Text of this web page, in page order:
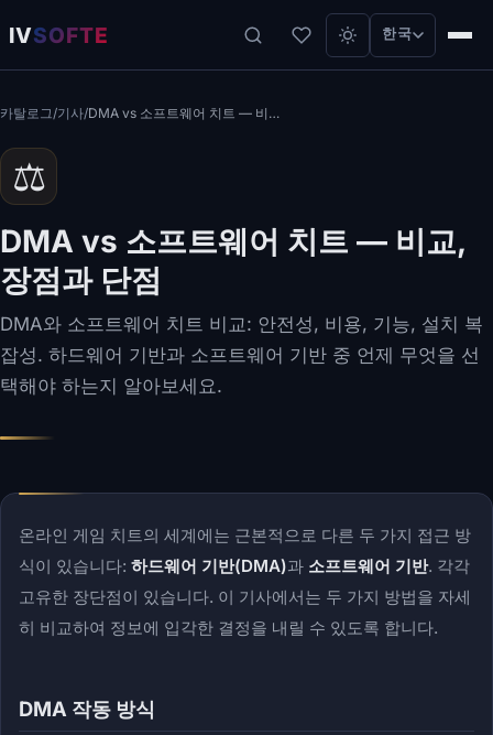
IVSOFTE 한국
카탈로그/기사/ DMA vs 소프트웨어 치트 — 비교, 장점과 단점
⚖️
DMA vs 소프트웨어 치트 — 비교,
장점과 단점
DMA와 소프트웨어 치트 비교: 안전성, 비용, 기능, 설치 복
잡성. 하드웨어 기반과 소프트웨어 기반 중 언제 무엇을 선
택해야 하는지 알아보세요.
온라인 게임 치트의 세계에는 근본적으로 다른 두 가지 접근 방
식이 있습니다: 하드웨어 기반(DMA)과 소프트웨어 기반. 각각
고유한 장단점이 있습니다. 이 기사에서는 두 가지 방법을 자세
히 비교하여 정보에 입각한 결정을 내릴 수 있도록 합니다.
DMA 작동 방식